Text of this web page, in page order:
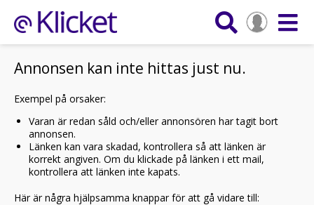
Annonsen kan inte hittas just nu.
Exempel på orsaker:
Varan är redan såld och/eller annonsören har tagit bort
annonsen.
Länken kan vara skadad, kontrollera så att länken är
korrekt angiven. Om du klickade på länken i ett mail,
kontrollera att länken inte kapats.
Här är några hjälpsamma knappar för att gå vidare till: